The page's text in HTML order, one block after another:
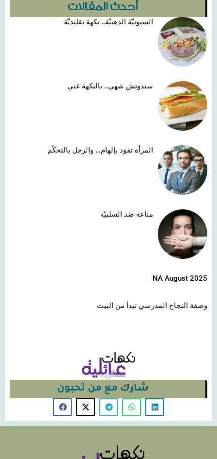
أحدث المقالات
السنونيّة الذهبيّة.. نكهة تقليديّة
سندوتش شهي.. بالنكهة غني
المرأة تقود بإلهام… والرجل بالتحكّم
مناعة ضد السلبيّة
NA August 2025
وصفة النجاح المدرسي تبدأ من البيت
شارك مع من تحبون